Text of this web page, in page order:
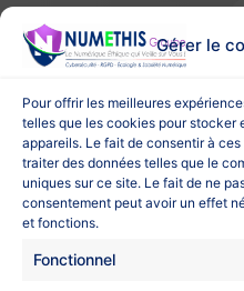
Gérer le
Pour offrir les meilleures
telles que les cookies pour stocker
appareils. Le fait de consentir à
traiter des données telles que le
uniques sur ce site. Le fait de ne
consentement peut avoir un effet
et fonctions.
Fonctionnel
Limiter
Parce qu’un
responsable, nous
sobriété
l’optimisation de
réduction des usages
vous aidons à